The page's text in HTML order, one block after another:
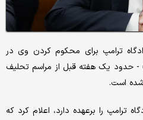
ترامپ برای محکوم کردن وی در
برای ۱۰ ژانویه (۲۱ دی) - حدود یک هفته قبل از مراسم تحلیف
ترامپ را برعهده دارد، اعلام کرد که